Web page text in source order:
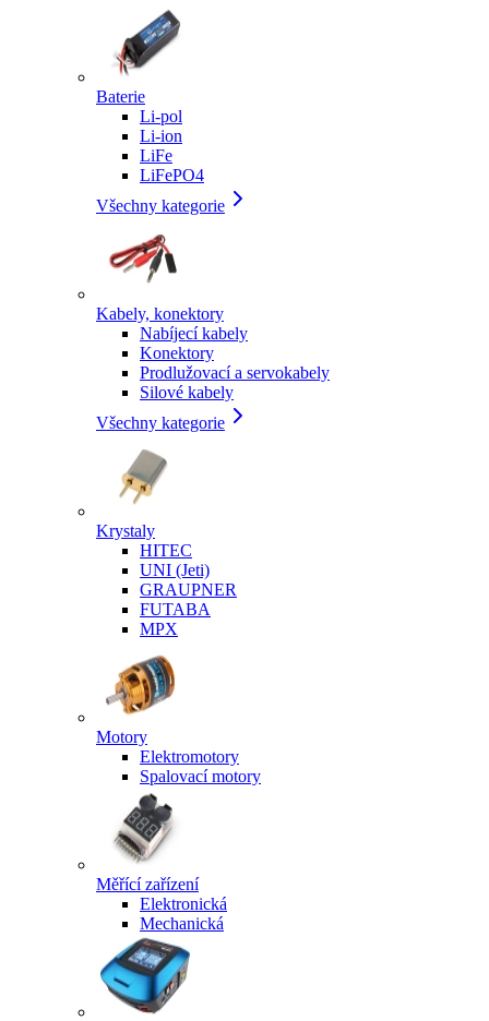
Baterie
Li-pol
Li-ion
LiFe
LiFePO4
Všechny kategorie
Kabely, konektory
Nabíjecí kabely
Konektory
Prodlužovací a servokabely
Silové kabely
Všechny kategorie
Krystaly
HITEC
UNI (Jeti)
GRAUPNER
FUTABA
MPX
Motory
Elektromotory
Spalovací motory
Měřící zařízení
Elektronická
Mechanická